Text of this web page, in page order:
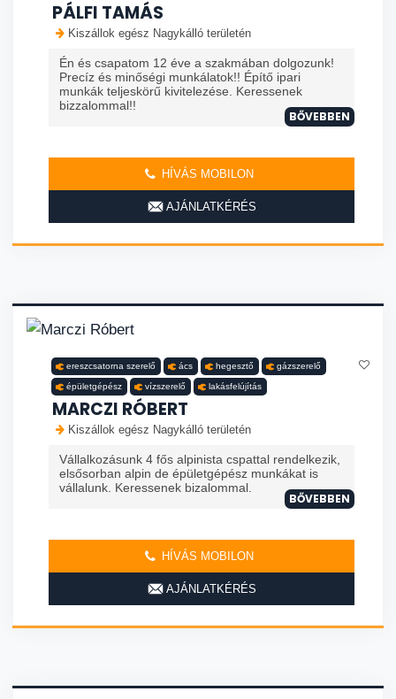
PÁLFI TAMÁS
Kiszállok egész Nagykálló területén
Én és csapatom 12 éve a szakmában dolgozunk!
Precíz és minőségi munkálatok!! Építő ipari
munkák teljeskörű kivitelezése. Keressenek
bizzalommal!!
BŐVEBBEN
HÍVÁS MOBILON
AJÁNLATKÉRÉS
ereszcsatorna szerelő ács hegesztő gázszerelő
épületgépész vízszerelő lakásfelújítás
MARCZI RÓBERT
Kiszállok egész Nagykálló területén
Vállalkozásunk 4 fős alpinista cspattal rendelkezik,
elsősorban alpin de épületgépész munkákat is
vállalunk. Keressenek bizalommal.
BŐVEBBEN
HÍVÁS MOBILON
AJÁNLATKÉRÉS